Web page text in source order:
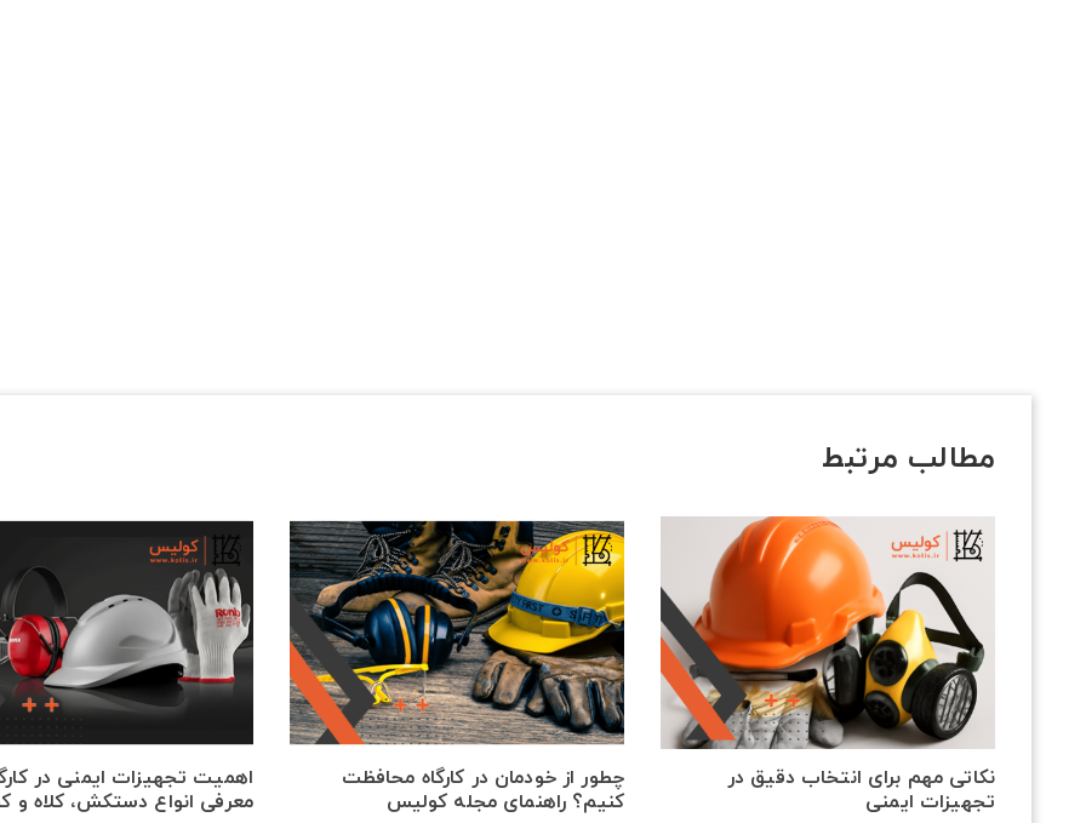
مطالب مرتبط
اهمیت تجهیزات ایمنی در
معرفی انواع دستکش، کلاه
چطور از خودمان در کارگاه محافظت
کنیم؟ راهنمای مجله کولیس
نکاتی مهم برای انتخاب دقیق در
تجهیزات ایمنی